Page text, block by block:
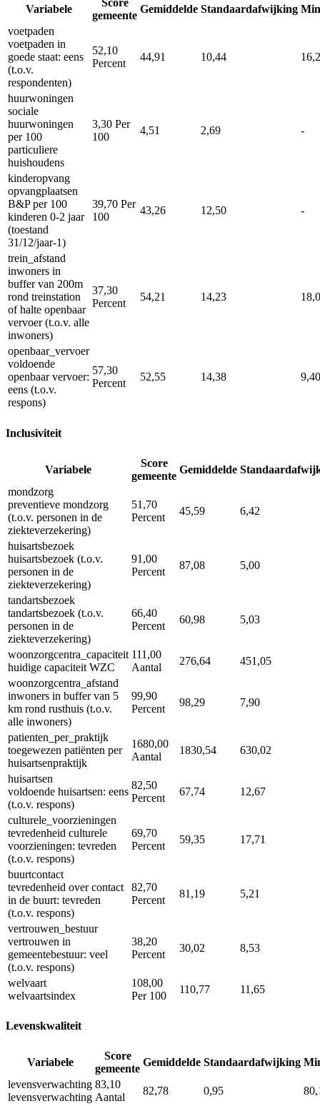
Variabele
Score
gemeente
Gemiddelde Standaardafwijking
voetpaden
voetpaden in
goede staat: eens
(t.o.v.
respondenten)
52,10
Percent
44,91 10,44
huurwoningen
sociale
huurwoningen
per 100
particuliere
huishoudens
3,30 Per
100
4,51 2,69 -
kinderopvang
opvangplaatsen
B&P per 100
kinderen 0-2 jaar
(toestand
31/12/jaar-1)
39,70 Per
100
43,26 12,50 -
trein_afstand
inwoners in
buffer van 200m
rond treinstation
of halte openbaar
vervoer (t.o.v. alle
inwoners)
37,30
Percent
54,21 14,23
openbaar_vervoer
voldoende
openbaar vervoer:
eens (t.o.v.
respons)
57,30
Percent
52,55 14,38 9,40
Inclusiviteit
Variabele
Score
gemeente
Gemiddelde
mondzorg
preventieve mondzorg
(t.o.v. personen in de
ziekteverzekering)
51,70
Percent
45,59 6,42
huisartsbezoek
huisartsbezoek (t.o.v.
personen in de
ziekteverzekering)
91,00
Percent
87,08 5,00
tandartsbezoek
tandartsbezoek (t.o.v.
personen in de
ziekteverzekering)
66,40
Percent
60,98 5,03
woonzorgcentra_capaciteit
huidige capaciteit WZC
111,00
Aantal
276,64
451,05
woonzorgcentra_afstand
inwoners in buffer van 5
km rond rusthuis (t.o.v.
alle inwoners)
99,90
Percent
98,29 7,90
patienten_per_praktijk
toegewezen patiënten per
huisartsenpraktijk
1680,00
Aantal
1830,54 630,02
huisartsen
voldoende huisartsen: eens
(t.o.v. respons)
82,50
Percent
67,74 12,67
culturele_voorzieningen
tevredenheid culturele
voorzieningen: tevreden
(t.o.v. respons)
69,70
Percent
59,35 17,71
buurtcontact
tevredenheid over contact
in de buurt: tevreden
(t.o.v. respons)
82,70
Percent
81,19 5,21
vertrouwen_bestuur
vertrouwen in
gemeentebestuur: veel
(t.o.v. respons)
38,20
Percent
30,02 8,53
welvaart
welvaartsindex
108,00
Per 100
110,77 11,65
Levenskwaliteit
Variabele
Score
gemeente
Gemiddelde Standaardafwijking
levensverwachting
levensverwachting
83,10
Aantal
82,78 0,95